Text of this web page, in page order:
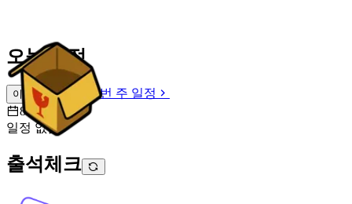
오늘 일정
이번 주 일정
이번 주 일정
8월 9일 [일]
일정 없음
출석체크